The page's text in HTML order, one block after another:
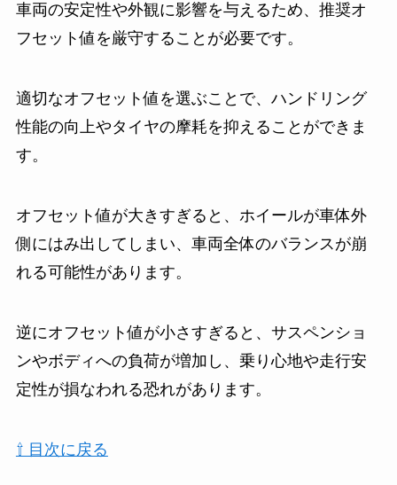
車両の安定性や外観に影響を与えるため、推奨オ
フセット値を厳守することが必要です。
適切なオフセット値を選ぶことで、ハンドリング
性能の向上やタイヤの摩耗を抑えることができま
す。
オフセット値が大きすぎると、ホイールが車体外
側にはみ出してしまい、車両全体のバランスが崩
れる可能性があります。
逆にオフセット値が小さすぎると、サスペンショ
ンやボディへの負荷が増加し、乗り心地や走行安
定性が損なわれる恐れがあります。
⇧ 目次に戻る